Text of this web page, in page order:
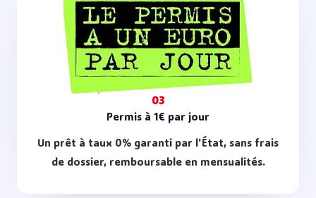
03
Permis à 1€ par jour
Un prêt à taux 0% garanti par l'État, sans frais
de dossier, remboursable en mensualités.